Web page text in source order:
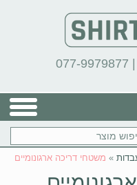
077-9979877 |
» משטחי דריכה ארגונומיים